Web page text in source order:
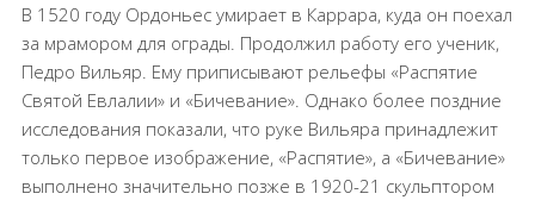
В 1520 году Ордоньес умирает в Каррара, куда он поехал
за мрамором для ограды. Продолжил работу его ученик,
Педро Вильяр. Ему приписывают рельефы «Распятие
Святой Евлалии» и «Бичевание». Однако более поздние
исследования показали, что руке Вильяра принадлежит
только первое изображение, «Распятие», а «Бичевание»
выполнено значительно позже в 1920-21 скульптором